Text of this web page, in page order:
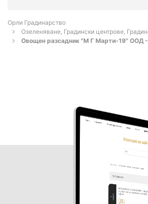
Орли Градинарство
Озеленяване, Градински центрове,
Овощен разсадник "М Г Марти-19" ООД -